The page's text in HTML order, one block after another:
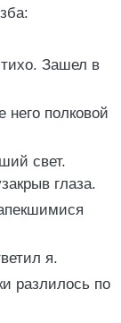
Зашел в
полковой
свет.
глаза.
я.
разлилось по